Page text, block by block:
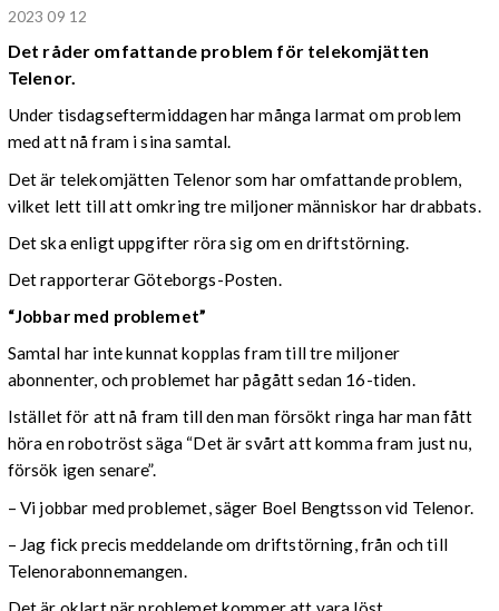
2023 09 12
Det råder omfattande problem för telekomjätten
Telenor.
Under tisdagseftermiddagen har många larmat om problem
med att nå fram i sina samtal.
Det är telekomjätten Telenor som har omfattande problem,
vilket lett till att omkring tre miljoner människor har drabbats.
Det ska enligt uppgifter röra sig om en driftstörning.
Det rapporterar Göteborgs-Posten.
“Jobbar med problemet”
Samtal har inte kunnat kopplas fram till tre miljoner
abonnenter, och problemet har pågått sedan 16-tiden.
Istället för att nå fram till den man försökt ringa har man fått
höra en robotröst säga “Det är svårt att komma fram just nu,
försök igen senare”.
– Vi jobbar med problemet, säger Boel Bengtsson vid Telenor.
– Jag fick precis meddelande om driftstörning, från och till
Telenorabonnemangen.